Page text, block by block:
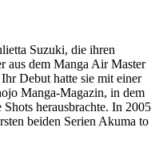
Suzuki, die ihren
aus dem Manga Air Master
Debut hatte sie mit einer
Manga-Magazin, in dem
herausbrachte. In 2005
beiden Serien Akuma to